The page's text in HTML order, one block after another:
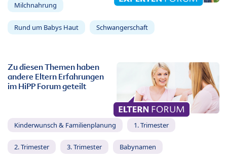
Milchnahrung
Rund um Babys Haut Schwangerschaft
Zu diesen Themen haben
andere Eltern Erfahrungen
im HiPP Forum geteilt
Kinderwunsch & Familienplanung 1. Trimester
2. Trimester 3. Trimester Babynamen